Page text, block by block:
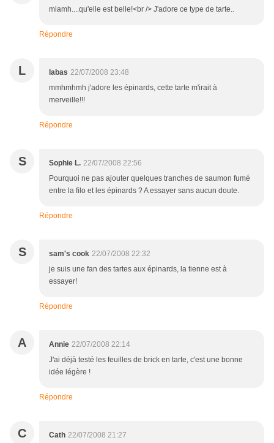
miamh....qu'elle est belle!<br /> J'adore ce type de tarte..
Répondre
L labas 22/07/2008 23:48
mmhmhmh j'adore les épinards, cette tarte m'irait à
merveille!!!
Répondre
S Sophie L. 22/07/2008 22:56
Pourquoi ne pas ajouter quelques tranches de saumon fumé
entre la filo et les épinards ? A essayer sans aucun doute.
Répondre
S sam's cook 22/07/2008 22:32
je suis une fan des tartes aux épinards, la tienne est à
essayer!
Répondre
A Annie 22/07/2008 22:14
J'ai déjà testé les feuilles de brick en tarte, c'est une bonne
idée légère !
Répondre
C Cath 22/07/2008 21:27